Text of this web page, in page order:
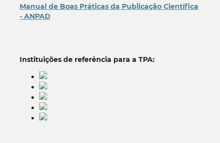
Manual de Boas Práticas da Publicação Científica
- ANPAD
Instituições de referência para a TPA: